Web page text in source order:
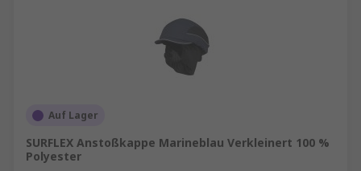
Auf Lager
SURFLEX Anstoßkappe Marineblau Verkleinert 100 %
Polyester